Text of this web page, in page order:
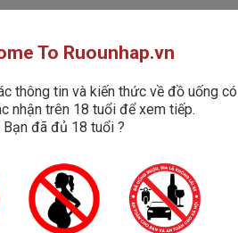
To Ruounhap.vn
thông tin và kiến thức về đồ uống
nhận trên 18 tuổi để xem tiếp.
Bạn đã đủ 18 tuổi ?